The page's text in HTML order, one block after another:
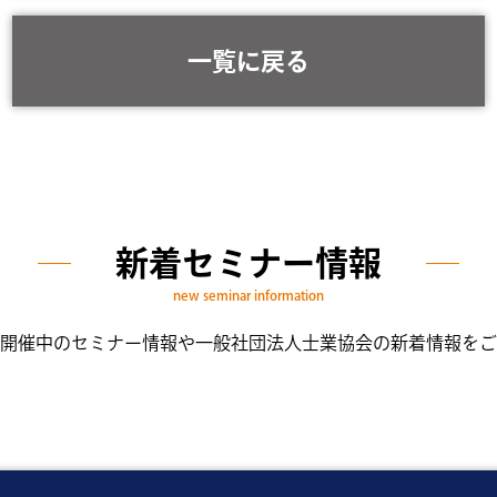
一覧に戻る
新着セミナー情報
new seminar information
催中のセミナー情報や一般社団法人士業協会の新着情報を